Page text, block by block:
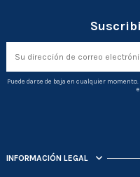
Puede darse de baja en cualquier
INFORMACIÓN LEGAL